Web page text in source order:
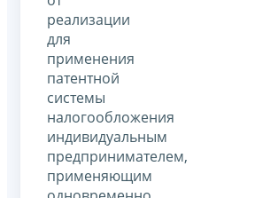
реализации
для
применения
патентной
системы
налогообложения
индивидуальным
предпринимателем,
применяющим